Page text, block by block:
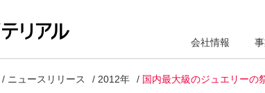
会社情報
ニュースリリース 2012年 国内最大級のジュエリーの